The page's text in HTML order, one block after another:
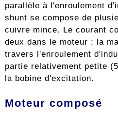
parallèle à l'enroulement
shunt se compose de
cuivre mince. Le courant
deux dans le moteur ; la
travers l'enroulement
partie relativement petite
la bobine d'excitation.
Moteur composé